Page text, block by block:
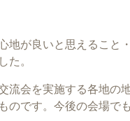
地が良いと思えること
た。
流会を実施する各地の
のです。今後の会場で